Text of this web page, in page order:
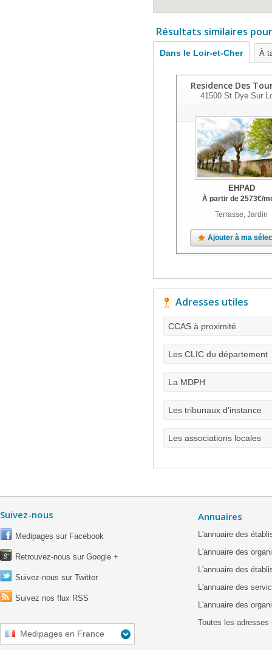
Résultats similaires
Dans le Loir-et-Cher À
Residence Des
41500 St Dye Sur
EHPAD
À partir de 2573€/
Terrasse, Jardin
Ajouter à ma
Adresses utiles
CCAS à proximité
Les CLIC du département
La MDPH
Les tribunaux d'instance
Les associations locales
Suivez-nous
Medipages sur Facebook
Retrouvez-nous sur Google +
Suivez-nous sur Twitter
Suivez nos flux RSS
Medipages en France
Annuaires
L'annuaire des
L'annuaire des
L'annuaire des
L'annuaire des
L'annuaire des
Toutes les adresses